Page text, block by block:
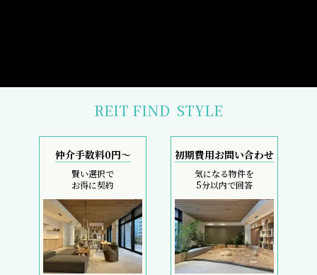
REIT FIND STYLE
仲介手数料0円～
賢い選択で
お得に契約
初期費用お問い合わせ
気になる物件を
5分以内で回答